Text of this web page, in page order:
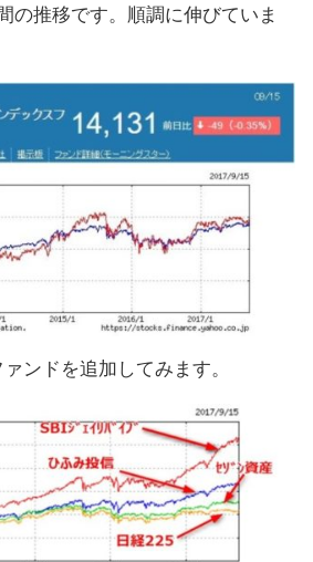
の推移です。順調に伸びていま
ンドを追加してみます。